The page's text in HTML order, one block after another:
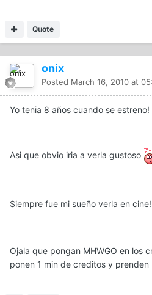
Quote
onix
Posted March 16, 2010 at
Yo tenia 8 años cuando se estreno!
Asi que obvio iria a verla gustoso
Siempre fue mi sueño verla en cine!
Ojala que pongan MHWGO en los
ponen 1 min de creditos y prenden